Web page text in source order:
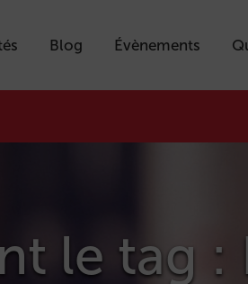
Blog Évènements
le tag :